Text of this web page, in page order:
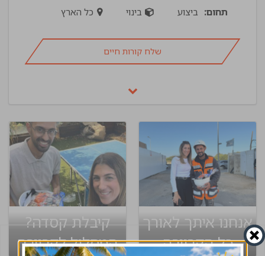
תחום: ביצוע בינוי כל הארץ
שלח קורות חיים
אנחנו איתך לאורך
כל הקריירה
קיבלת קסדה?
המסלול לקריירה